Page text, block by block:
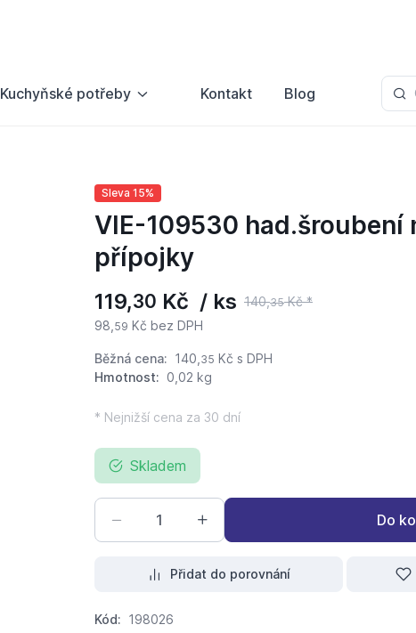
Kuchyňské potřeby Kontakt Blog
Sleva 15%
VIE-109530 had.šroubení
přípojky
119,30 Kč / ks 140,35Kč *
98, 59 Kč bez DPH
Běžná cena: 140, 35 Kč s DPH
Hmotnost: 0,02 kg
* Nejnižší cena za 30 dní
Skladem
Do
Přidat do porovnání
Kód: 198026